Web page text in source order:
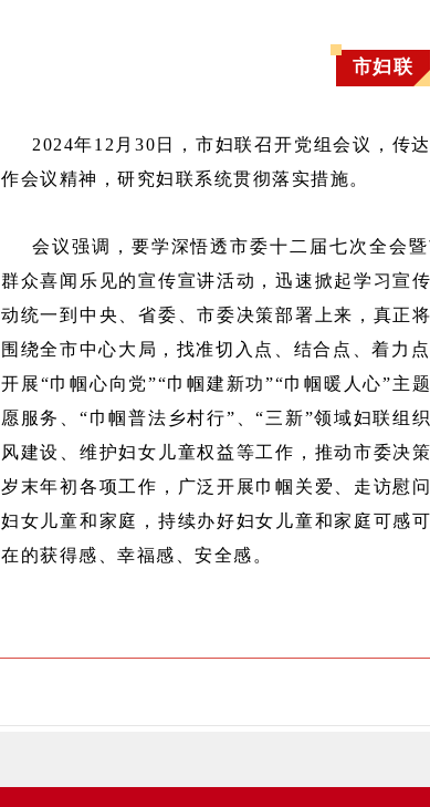
市妇联
2024年12月30日，市妇联召开党组会议，传
作会议精神，研究妇联系统贯彻落实措施。
会议强调，要学深悟透市委十二届七次全会
群众喜闻乐见的宣传宣讲活动，迅速掀起学习宣
动统一到中央、省委、市委决策部署上来，真正
围绕全市中心大局，找准切入点、结合点、着力
开展“巾帼心向党”“巾帼建新功”“巾帼暖人心”主
愿服务、“巾帼普法乡村行”、“三新”领域妇联组
风建设、维护妇女儿童权益等工作，推动市委决
岁末年初各项工作，广泛开展巾帼关爱、走访慰
妇女儿童和家庭，持续办好妇女儿童和家庭可感
在的获得感、幸福感、安全感。